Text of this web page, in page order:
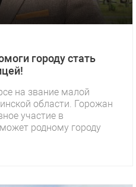
городу стать
на звание малой
области. Горожан
участие в
родному городу